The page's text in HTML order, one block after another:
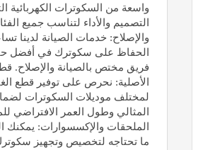
واسعة من السكوترات الكهربائية
التصميم والأداء لتناسب جميع
والإصلاح: خدمات الصيانة لدينا
الحفاظ على سكوترك في أفضل
فريق مختص بالصيانة والإصلاح.
الأصلية: نحرص على توفير قطع
لمختلف موديلات السكوترات
المثالي وطول العمر الافتراضي
الملحقات والإكسسوارات: يمكنك
ما تحتاجه لتخصيص وتجهيز